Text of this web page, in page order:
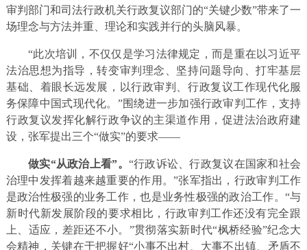
审判部门和司法行政机关行政复议部门的“关键少数”带来了一
场理念与方法并重、理论和实践并行的头脑风暴。
“此次培训，不仅仅是学习法律规定，而是重在以习近平
法治思想为指导，转变审判理念、坚持问题导向、打牢基层
基础、着眼长远发展，以行政审判、行政复议工作现代化服
务保障中国式现代化。”围绕进一步加强行政审判工作，支持
行政复议发挥化解行政争议的主渠道作用，促进法治政府建
设，张军提出三个“做实”的要求——
做实“从政治上看”。 “行政诉讼、行政复议在国家和社会
治理中发挥着越来越重要的作用。”张军指出，行政审判工作
是政治性极强的业务工作，也是业务性极强的政治工作。“与
新时代新发展阶段的要求相比，行政审判工作还没有完全跟
上、适应，差距还不小。”贯彻落实新时代“枫桥经验”纪念大
会精神，关键在于把握好“小事不出村、大事不出镇、矛盾不